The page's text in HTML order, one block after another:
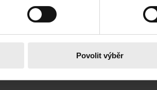
Povolit výběr
zvoleného postupu. Je tak stále na praxi, a
povede. Pro cizince by bylo jistě
v rozhodování by tak byla pevnější v
tak musí správní orgán přistupovat k